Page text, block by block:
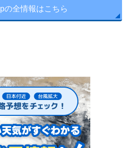
の全情報はこちら